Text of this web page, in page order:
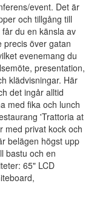
event. Det är
och tillgång till
du en känsla av
precis över gatan
evenemang du
presentation,
klädvisningar. Här
det ingår alltid
med fika och lunch
'Trattoria at
med privat kock och
belägen högst upp
bastu och en
65" LCD